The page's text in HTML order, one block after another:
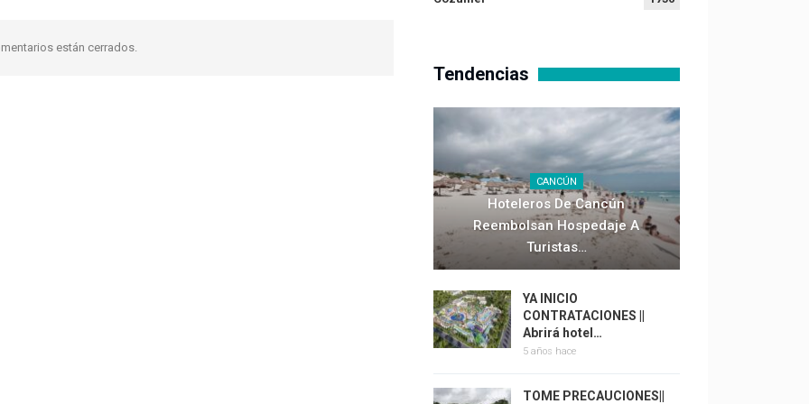
están cerrados.
Tendencias
CANCÚN
Hoteleros De Cancún
Reembolsan Hospedaje A
Turistas…
YA INICIO
CONTRATACIONES ||
Abrirá hotel…
5 años hace
TOME PRECAUCIONES||